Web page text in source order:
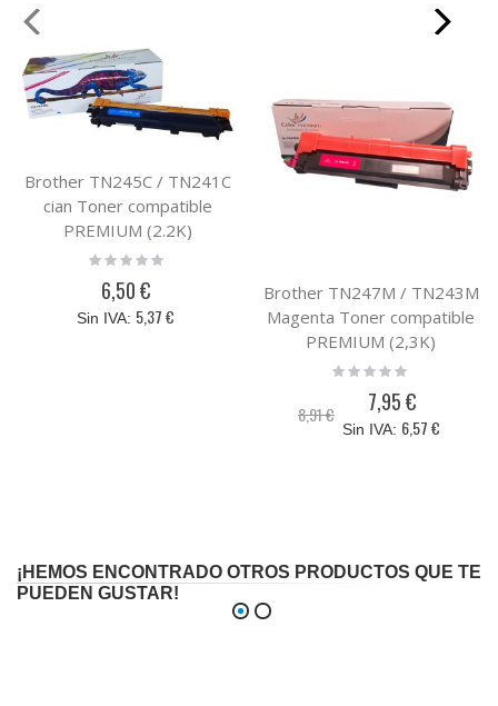
Brother TN245C / TN241C
cian Toner compatible
PREMIUM (2.2K)
Rating:
6,50 €
5,37 €
Brother TN247M / TN243M
Magenta Toner compatible
PREMIUM (2,3K)
Rating:
8,91 €
Precio
especial
7,95 €
6,57 €
¡HEMOS ENCONTRADO OTROS PRODUCTOS QUE TE
PUEDEN GUSTAR!